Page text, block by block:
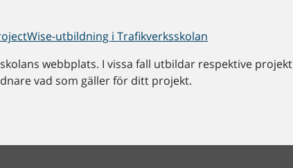
utbildning i Trafikverksskolan
webbplats. I vissa fall utbildar respektive projekt
vad som gäller för ditt projekt.